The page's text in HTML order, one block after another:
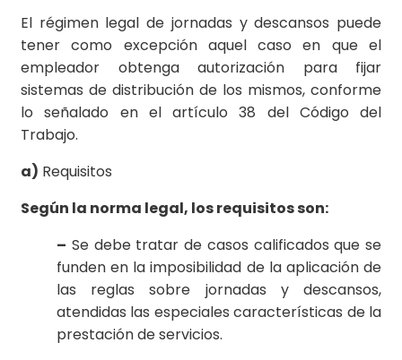
El régimen legal de jornadas y descansos puede
tener como excepción aquel caso en que el
empleador obtenga autorización para fijar
sistemas de distribución de los mismos, conforme
lo señalado en el artículo 38 del Código del
Trabajo.
a) Requisitos
Según la norma legal, los requisitos son:
– Se debe tratar de casos calificados que se
funden en la imposibilidad de la aplicación de
las reglas sobre jornadas y descansos,
atendidas las especiales características de la
prestación de servicios.